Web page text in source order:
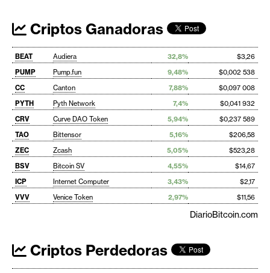
Criptos Ganadoras
BEAT Audiera 32,8%
$3,26
PUMP
Pump.fun 9,48%
$0,002 538
CC
Canton 7,88%
$0,097 008
PYTH
Pyth Network 7,4%
$0,041 932
CRV
Curve DAO Token 5,94%
$0,237 589
TAO
Bittensor 5,16%
$206,58
ZEC
Zcash 5,05%
$523,28
BSV
Bitcoin SV 4,55%
$14,67
ICP
Internet Computer 3,43%
$2,17
VVV
Venice Token 2,97% $11,56
DiarioBitcoin.com
Criptos Perdedoras